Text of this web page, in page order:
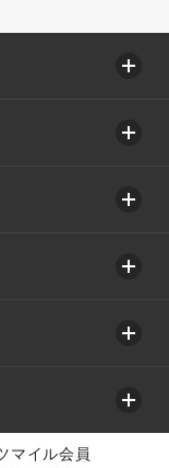
マイル会員